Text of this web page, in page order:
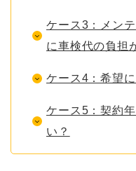
ケース3：メン
に車検代の負担
ケース4：希望
ケース5：契約
い？